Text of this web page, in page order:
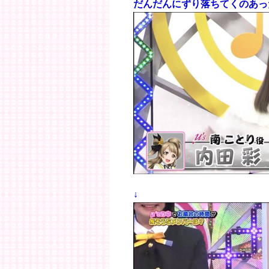
だんだんにずり落ちてくのあ
↓